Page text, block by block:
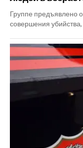
Группе предъявлено
совершения